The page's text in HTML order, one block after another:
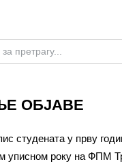
ОБЈАВЕ
студената у прву
уписном року на ФПМ